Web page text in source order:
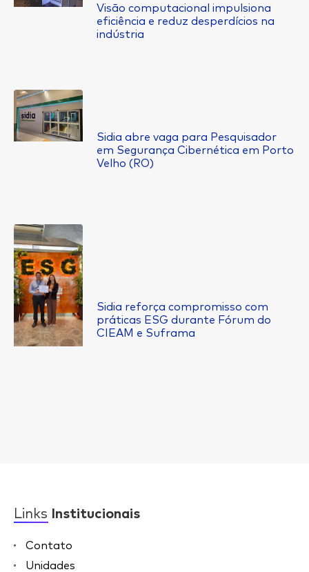
Visão computacional impulsiona
eficiência e reduz desperdícios na
indústria
Sidia abre vaga para Pesquisador
em Segurança Cibernética em Porto
Velho (RO)
Sidia reforça compromisso com
práticas ESG durante Fórum do
CIEAM e Suframa
Links Institucionais
Contato
Unidades